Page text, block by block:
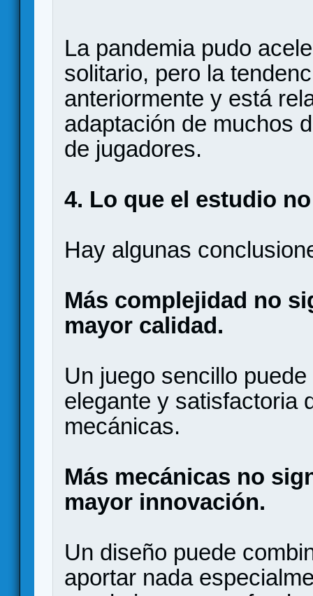
La pandemia pudo
solitario, pero la
anteriormente y está
adaptación de muchos
de jugadores.
4. Lo que el estudio
Hay algunas
Más complejidad no
mayor calidad.
Un juego sencillo
elegante y satisfactoria
mecánicas.
Más mecánicas no
mayor innovación.
Un diseño puede
aportar nada